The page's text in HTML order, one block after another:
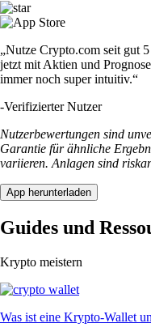
„Nutze Crypto.com seit gut
jetzt mit Aktien und
immer noch super intuitiv.“
-Verifizierter Nutzer
Nutzerbewertungen sind
Garantie für ähnliche
variieren. Anlagen sind
App herunterladen
Guides und
Krypto meistern
Was ist eine Krypto-Wallet